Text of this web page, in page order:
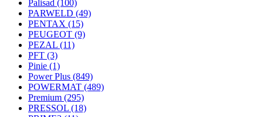
Palisad (100)
PARWELD (49)
PENTAX (15)
PEUGEOT (9)
PEZAL (11)
PFT (3)
Pinie (1)
Power Plus (849)
POWERMAT (489)
Premium (295)
PRESSOL (18)